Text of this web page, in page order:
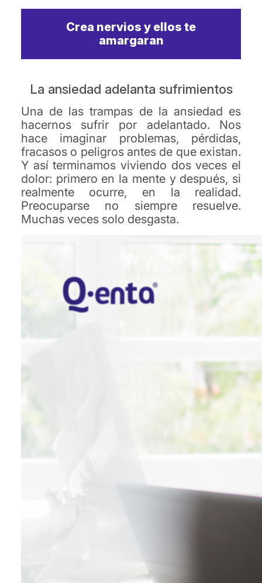
Crea nervios y ellos te
amargaran
La ansiedad adelanta sufrimientos
Una de las trampas de la ansiedad es
hacernos sufrir por adelantado. Nos
hace imaginar problemas, pérdidas,
fracasos o peligros antes de que existan.
Y así terminamos viviendo dos veces el
dolor: primero en la mente y después, si
realmente ocurre, en la realidad.
Preocuparse no siempre resuelve.
Muchas veces solo desgasta.